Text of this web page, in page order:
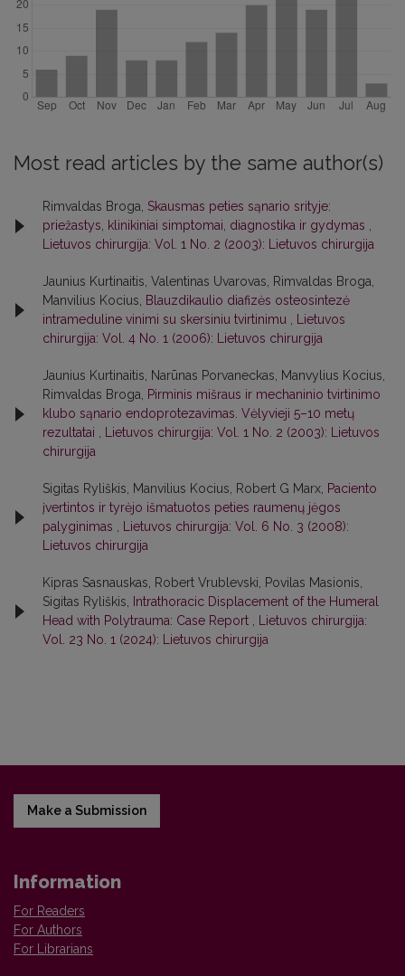
Most read articles by the same author(s)
Rimvaldas Broga, Skausmas peties sąnario srityje:
priežastys, klinikiniai simptomai, diagnostika ir gydymas
Lietuvos chirurgija: Vol. 1 No. 2 (2003): Lietuvos chirurgija
Jaunius Kurtinaitis, Valentinas Uvarovas, Rimvaldas Broga,
Manvilius Kocius,
Blauzdikaulio diafizės osteosintezė
intrameduline vinimi su skersiniu tvirtinimu
Lietuvos
chirurgija: Vol. 4 No. 1 (2006): Lietuvos chirurgija
Jaunius Kurtinaitis, Narūnas Porvaneckas, Manvylius Kocius,
Rimvaldas Broga,
Pirminis mišraus ir mechaninio tvirtinimo
klubo sąnario endoprotezavimas. Vėlyvieji 5–10 metų
rezultatai
Lietuvos chirurgija: Vol. 1 No. 2 (2003): Lietuvos
chirurgija
Sigitas Ryliškis, Manvilius Kocius, Robert G Marx, Paciento
įvertintos ir tyrėjo išmatuotos peties raumenų jėgos
palyginimas
Lietuvos chirurgija: Vol. 6 No. 3 (2008):
Lietuvos chirurgija
Kipras Sasnauskas, Robert Vrublevski, Povilas Masionis,
Sigitas Ryliškis,
Intrathoracic Displacement of the Humeral
Head with Polytrauma: Case Report
Lietuvos chirurgija:
Vol. 23 No. 1 (2024): Lietuvos chirurgija
Make a Submission
Information
For Readers
For Authors
For Librarians